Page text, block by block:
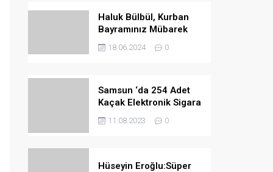
Haluk Bülbül, Kurban
Bayramınız Mübarek
Olsun
18.06.2024 0
Samsun ‘da 254 Adet
Kaçak Elektronik Sigara
Ele Geçirilmiştir
11.08.2023 0
Hüseyin Eroğlu:Süper